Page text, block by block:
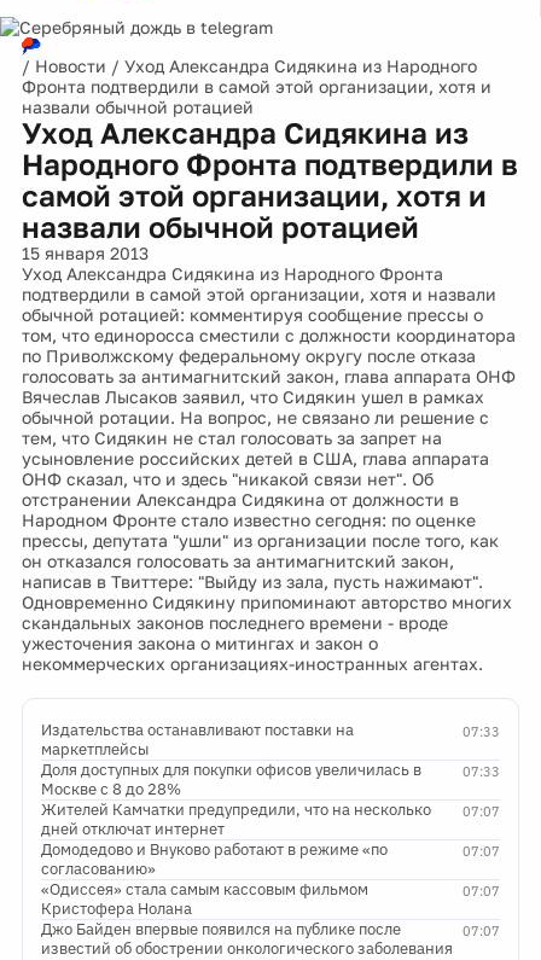
/ Новости / Уход Александра Сидякина из Народного
Фронта подтвердили в самой этой организации, хотя и
назвали обычной ротацией
Уход Александра Сидякина из
Народного Фронта подтвердили в
самой этой организации, хотя и
назвали обычной ротацией
15 января 2013
Уход Александра Сидякина из Народного Фронта
подтвердили в самой этой организации, хотя и назвали
обычной ротацией: комментируя сообщение прессы о
том, что единоросса сместили с должности координатора
по Приволжскому федеральному округу после отказа
голосовать за антимагнитский закон, глава аппарата ОНФ
Вячеслав Лысаков заявил, что Сидякин ушел в рамках
обычной ротации. На вопрос, не связано ли решение с
тем, что Сидякин не стал голосовать за запрет на
усыновление российских детей в США, глава аппарата
ОНФ сказал, что и здесь "никакой связи нет". Об
отстранении Александра Сидякина от должности в
Народном Фронте стало известно сегодня: по оценке
прессы, депутата "ушли" из организации после того, как
он отказался голосовать за антимагнитский закон,
написав в Твиттере: "Выйду из зала, пусть нажимают".
Одновременно Сидякину припоминают авторство многих
скандальных законов последнего времени - вроде
ужесточения закона о митингах и закон о
некоммерческих организациях-иностранных агентах.
07:33
Издательства останавливают поставки на
маркетплейсы
07:33
Доля доступных для покупки офисов увеличилась в
Москве с 8 до 28%
07:07
Жителей Камчатки предупредили, что на несколько
дней отключат интернет
07:07
Домодедово и Внуково работают в режиме «по
согласованию»
07:07
«Одиссея» стала самым кассовым фильмом
Кристофера Нолана
07:07
Джо Байден впервые появился на публике после
известий об обострении онкологического заболевания